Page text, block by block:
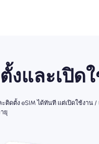
งและเปิด
ดตั้ง eSIM ได้ทันที แต่เปิดใช้งาน
ยุ